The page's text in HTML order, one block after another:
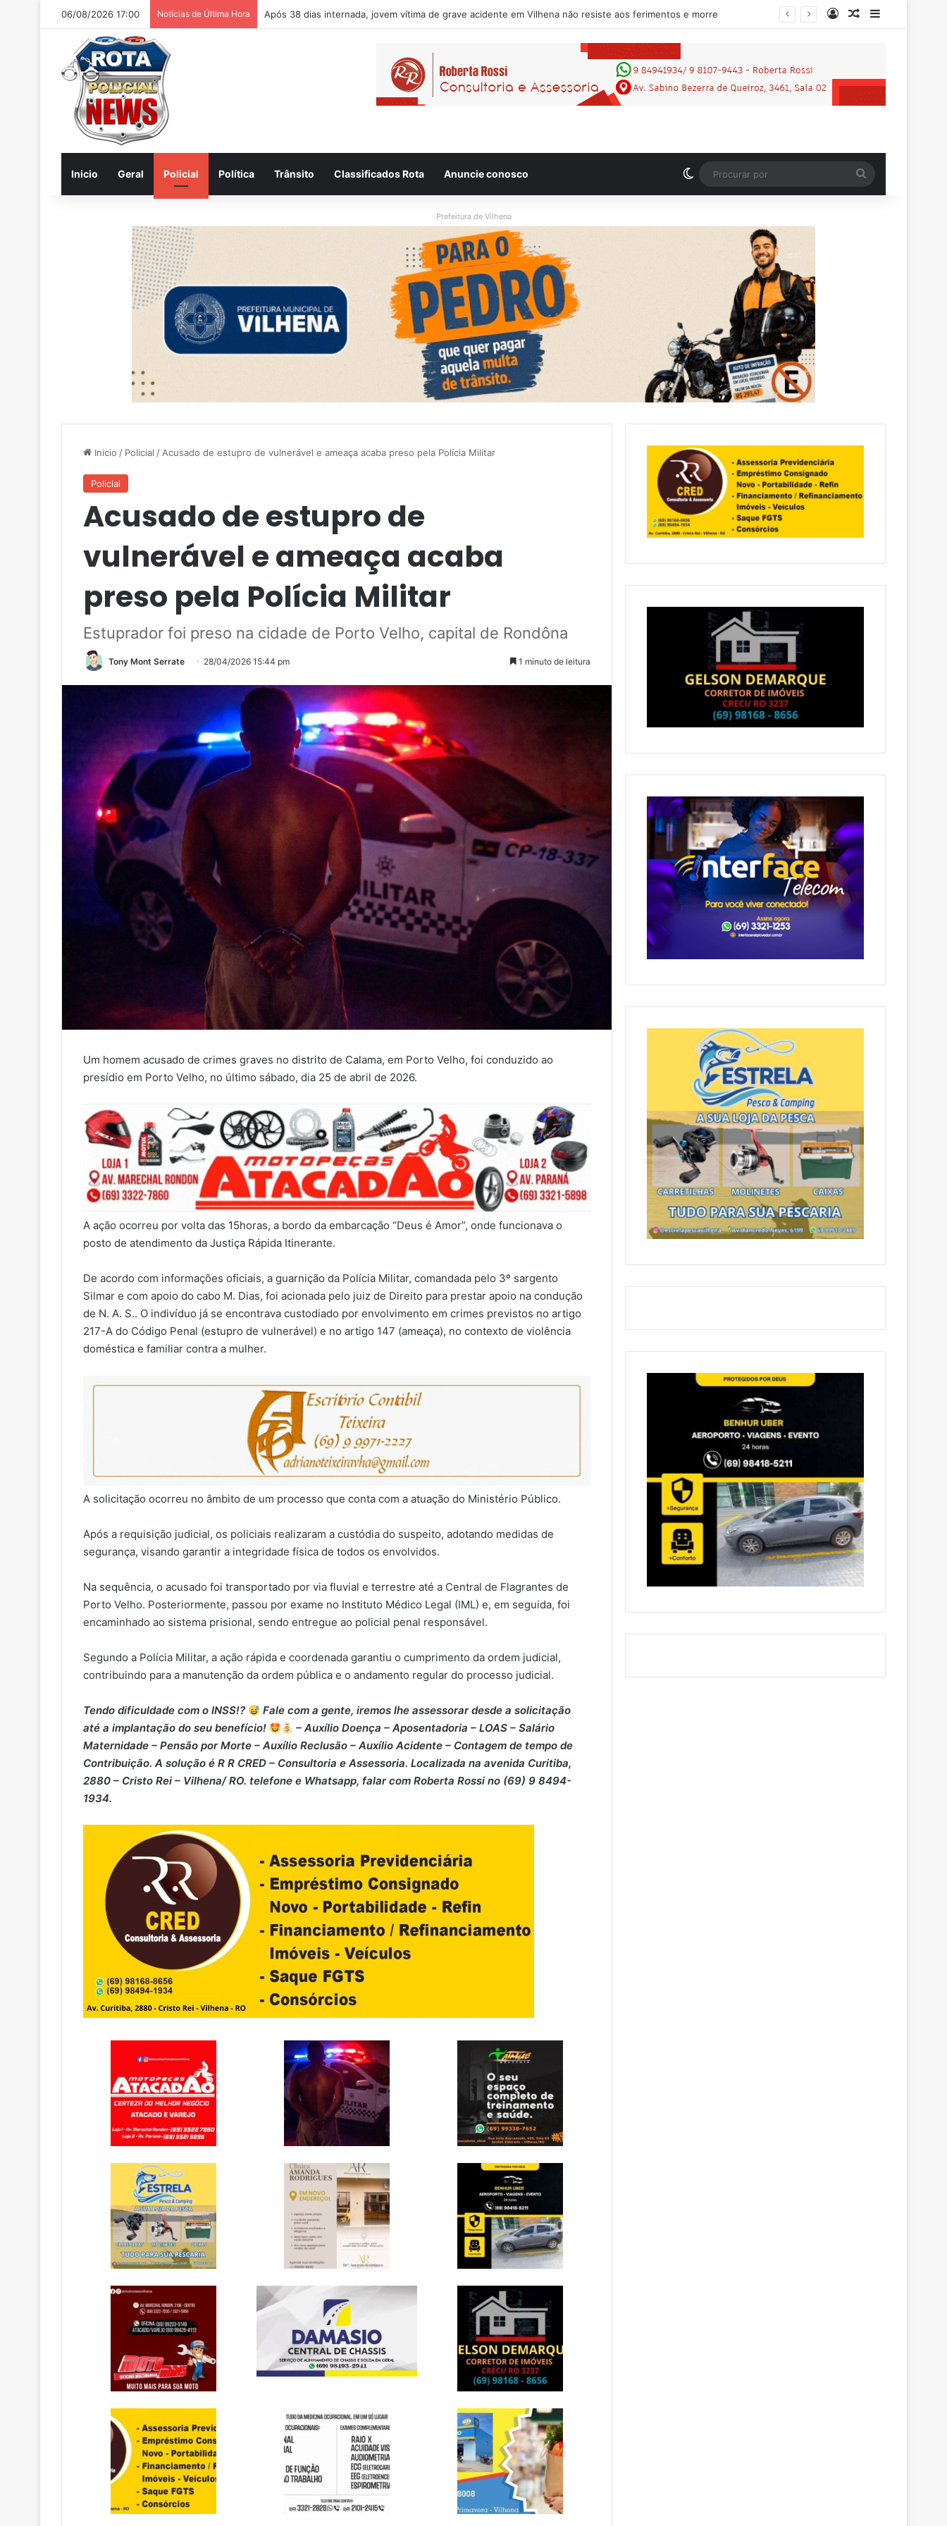
06/08/2026 17:00 Notícias de Última Hora Homem é acusado de desacatar auxiliar de enfermagem no Hospital Regional de Vilhena EntrarArtigo aleatório
Inicio Geral Policial Política Trânsito Classificados Rota Anuncie conosco Switch skin
por
Prefeitura de Vilhena
Inicio / Policial / Acusado de estupro de vulnerável e ameaça acaba preso pela Polícia Militar
Policial
Acusado de estupro de
vulnerável e ameaça acaba
preso pela Polícia Militar
Estuprador foi preso na cidade de Porto Velho, capital de Rondôna
Tony Mont Serrate 28/04/2026 15:44 pm 1 minuto de leitura
Um homem acusado de crimes graves no distrito de Calama, em Porto Velho, foi conduzido ao
presídio em Porto Velho, no último sábado, dia 25 de abril de 2026.
A ação ocorreu por volta das 15horas, a bordo da embarcação “Deus é Amor”, onde funcionava o
posto de atendimento da Justiça Rápida Itinerante.
De acordo com informações oficiais, a guarnição da Polícia Militar, comandada pelo 3º sargento
Silmar e com apoio do cabo M. Dias, foi acionada pelo juiz de Direito para prestar apoio na condução
de N. A. S.. O indivíduo já se encontrava custodiado por envolvimento em crimes previstos no artigo
217-A do Código Penal (estupro de vulnerável) e no artigo 147 (ameaça), no contexto de violência
doméstica e familiar contra a mulher.
A solicitação ocorreu no âmbito de um processo que conta com a atuação do Ministério Público.
Após a requisição judicial, os policiais realizaram a custódia do suspeito, adotando medidas de
segurança, visando garantir a integridade física de todos os envolvidos.
Na sequência, o acusado foi transportado por via fluvial e terrestre até a Central de Flagrantes de
Porto Velho. Posteriormente, passou por exame no Instituto Médico Legal (IML) e, em seguida, foi
encaminhado ao sistema prisional, sendo entregue ao policial penal responsável.
Segundo a Polícia Militar, a ação rápida e coordenada garantiu o cumprimento da ordem judicial,
contribuindo para a manutenção da ordem pública e o andamento regular do processo judicial.
Tendo dificuldade com o INSS!?
Fale com a gente, iremos lhe assessorar desde a solicitação
até a implantação do seu benefício!
– Auxílio Doença – ⁠Aposentadoria – ⁠LOAS – ⁠Salário
Maternidade – ⁠Pensão por Morte – ⁠Auxílio Reclusão – ⁠Auxílio Acidente – ⁠Contagem de tempo de
Contribuição. A solução é R R CRED – Consultoria e Assessoria. Localizada na avenida Curitiba,
2880 – Cristo Rei – Vilhena/ RO. telefone e Whatsapp, falar com Roberta Rossi no (69) 9 8494-
1934.